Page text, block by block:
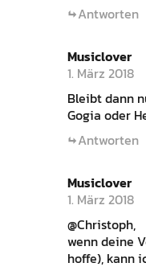
Antworten
Musiclover
1. März 2018
Bleibt dann
Gogia oder
Antworten
Musiclover
1. März 2018
@Christoph,
wenn deine
hoffe), kann